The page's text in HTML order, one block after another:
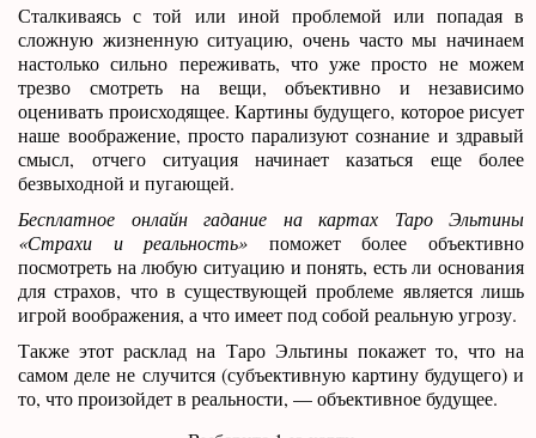
Сталкиваясь с той или иной проблемой или попадая в
сложную жизненную ситуацию, очень часто мы начинаем
настолько сильно переживать, что уже просто не можем
трезво смотреть на вещи, объективно и независимо
оценивать происходящее. Картины будущего, которое рисует
наше воображение, просто парализуют сознание и здравый
смысл, отчего ситуация начинает казаться еще более
безвыходной и пугающей.
Бесплатное онлайн гадание на картах Таро Эльтины
«Страхи и реальность» поможет более объективно
посмотреть на любую ситуацию и понять, есть ли основания
для страхов, что в существующей проблеме является лишь
игрой воображения, а что имеет под собой реальную угрозу.
Также этот расклад на Таро Эльтины покажет то, что на
самом деле не случится (субъективную картину будущего) и
то, что произойдет в реальности, — объективное будущее.